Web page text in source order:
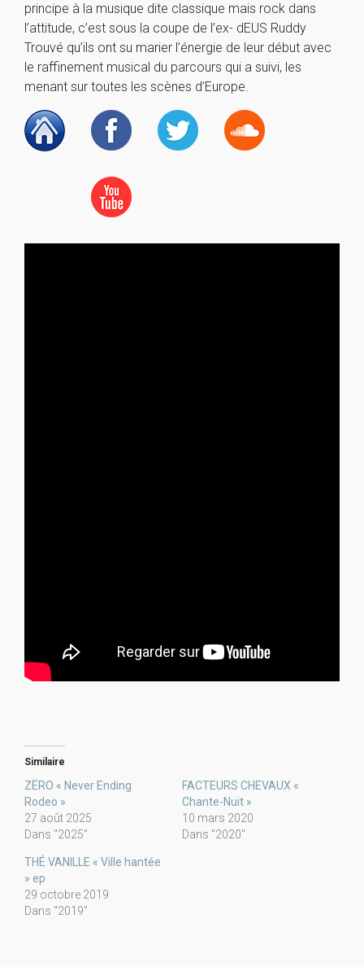
principe à la musique dite classique mais rock dans
l’attitude, c’est sous la coupe de l’ex- dEUS Ruddy
Trouvé qu’ils ont su marier l’énergie de leur début avec
le raffinement musical du parcours qui a suivi, les
menant sur toutes les scènes d’Europe.
Similaire
ZËRO « Never Ending
Rodeo »
27 août 2025
Dans "2025"
FACTEURS CHEVAUX «
Chante-Nuit »
10 mars 2020
Dans "2020"
THÉ VANILLE « Ville hantée
» ep
29 octobre 2019
Dans "2019"